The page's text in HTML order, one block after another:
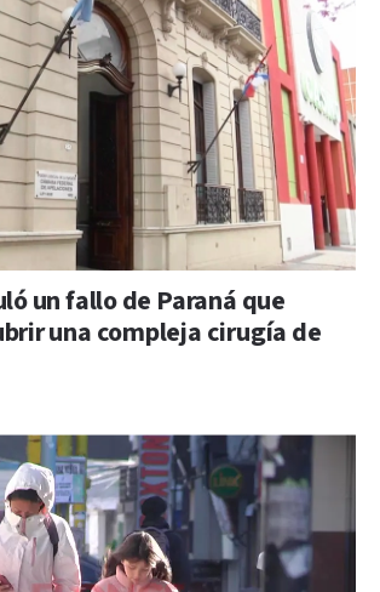
un fallo de Paraná que
una compleja cirugía de